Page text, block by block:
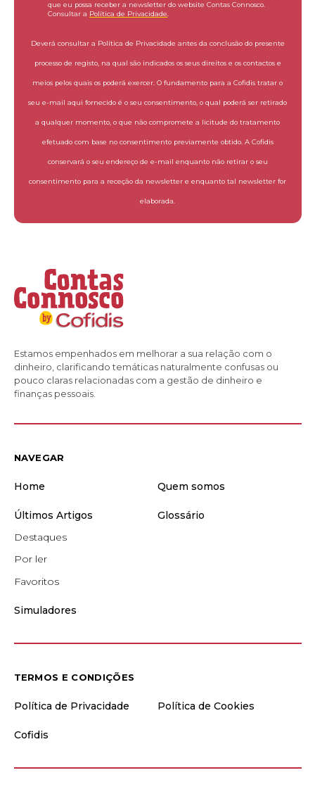
que eu possa receber a newsletter do website Contas Connosco.
Consultar a Política de Privacidade
Deverá consultar a Política de Privacidade antes da conclusão do presente
processo de registo, na qual são indicados os seus direitos e os contactos e
meios pelos quais os poderá exercer. O fundamento para a Cofidis tratar o
seu e-mail aqui fornecido é o seu consentimento, o qual poderá ser retirado
a qualquer momento, o que não compromete a licitude do tratamento
efetuado com base no consentimento previamente obtido. A Cofidis
conservará o seu endereço de e-mail enquanto não retirar o seu
consentimento para a receção da newsletter e enquanto tal newsletter for
elaborada.
Estamos empenhados em melhorar a sua relação com o
dinheiro, clarificando temáticas naturalmente confusas ou
pouco claras relacionadas com a gestão de dinheiro e
finanças pessoais.
NAVEGAR
Home Quem somos
Últimos Artigos
Destaques
Por ler
Favoritos
Glossário
Simuladores
TERMOS E CONDIÇÕES
Política de Privacidade Política de Cookies
Cofidis